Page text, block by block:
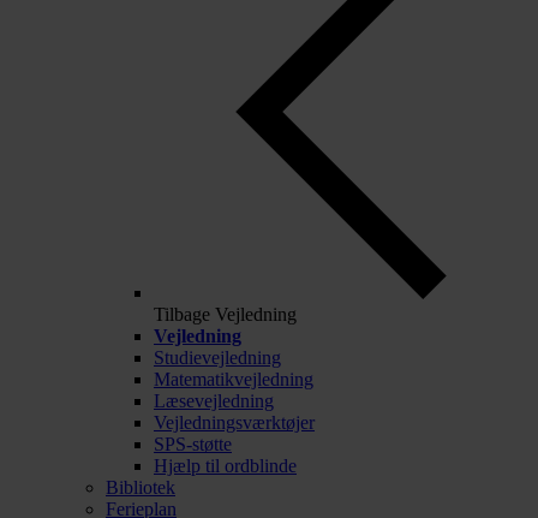
Tilbage Vejledning
Vejledning
Studievejledning
Matematikvejledning
Læsevejledning
Vejledningsværktøjer
SPS-støtte
Hjælp til ordblinde
Bibliotek
Ferieplan